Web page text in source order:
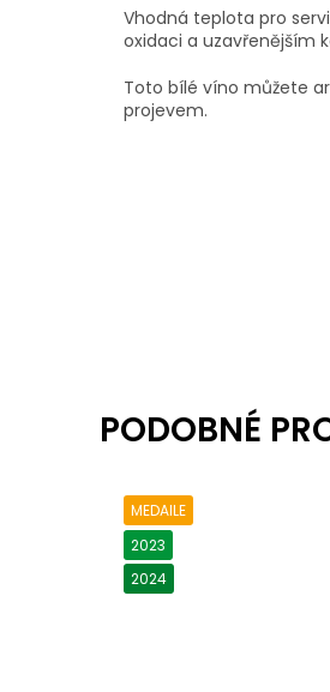
Vhodná teplota pro
oxidaci a uzavřenějším
Toto bílé víno můžete
projevem.
MEDAILE
2023
2024